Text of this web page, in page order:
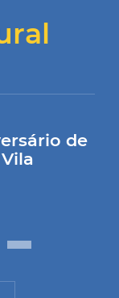
de